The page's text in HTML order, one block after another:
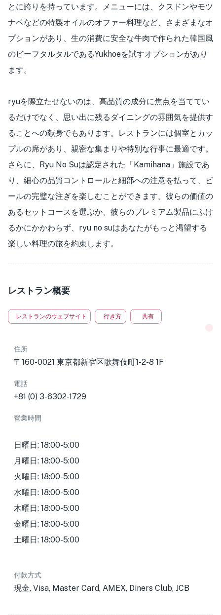
とに誇りを持っています。メニューには、クスドンやモツ
ナベなどの特製オイルのオファー料理など、さまざまなオ
プションがあり、生の消費に安全な牛肉で作られた韓国風
のビーフタルタルであるYukhoeを試すオプションがあり
ます。
ryuを際立たせないのは、高品質の成分に焦点を当ててい
るだけでなく、思い出に残るダイニングの雰囲気を提供す
ることへの献身でもあります。レストランには個室とカッ
プルの席があり、親密な集まりや特別な行事に最適です。
さらに、Ryu No Suは認定された「Kamihana」施設であ
り、細心の品質コントロールと細部への注意を払って、ビ
ールの完璧な注ぎを楽しむことができます。彼らの価値の
あるセットコースを選ぶか、彼らのプレミアム製品にふけ
るかにかかわらず、ryu no suはあなたがもっと渇望する
楽しい料理の旅を約束します。
レストラン概要
レストランのウェブサイト 行き方 共有
住所
〒160-0021 東京都新宿区歌舞伎町1-2-8 1F
電話
+81 (0) 3-6302-1729
營業時間
日曜日: 18:00-5:00
月曜日: 18:00-5:00
火曜日: 18:00-5:00
水曜日: 18:00-5:00
木曜日: 18:00-5:00
金曜日: 18:00-5:00
土曜日: 18:00-5:00
付款方式
現金, Visa, Master Card, AMEX, Diners Club, JCB